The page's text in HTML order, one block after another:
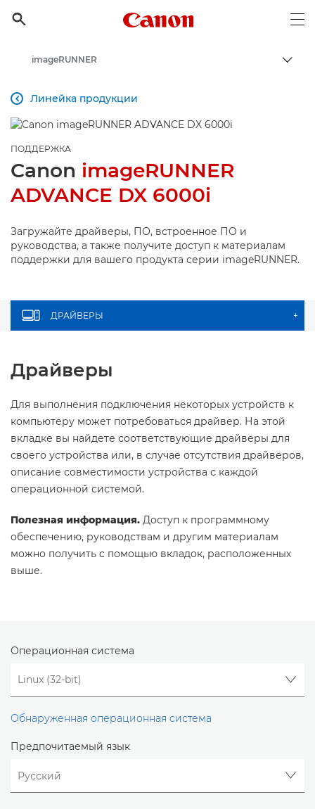

Canon Logo, back to
imageRUNNER
Линейка продукции

ПОДДЕРЖКА
Canon imageRUNNER
ADVANCE DX 6000i
Загружайте драйверы, ПО, встроенное ПО и
руководства, а также получите доступ к материалам
поддержки для вашего продукта серии imageRUNNER.
ДРАЙВЕРЫ +
Драйверы
Для выполнения подключения некоторых устройств к
компьютеру может потребоваться драйвер. На этой
вкладке вы найдете соответствующие драйверы для
своего устройства или, в случае отсутствия драйверов,
описание совместимости устройства с каждой
операционной системой.
Полезная информация. Доступ к программному
обеспечению, руководствам и другим материалам
можно получить с помощью вкладок, расположенных
выше.
Операционная система
Обнаруженная операционная система
Предпочитаемый язык